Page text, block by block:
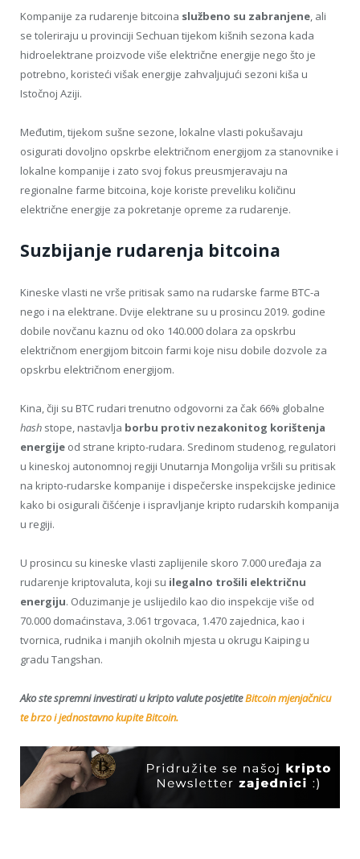
Kompanije za rudarenje bitcoina službeno su zabranjene, ali
se toleriraju u provinciji Sechuan tijekom kišnih sezona kada
hidroelektrane proizvode više električne energije nego što je
potrebno, koristeći višak energije zahvaljujući sezoni kiša u
Istočnoj Aziji.
Međutim, tijekom sušne sezone, lokalne vlasti pokušavaju
osigurati dovoljno opskrbe električnom energijom za stanovnike i
lokalne kompanije i zato svoj fokus preusmjeravaju na
regionalne farme bitcoina, koje koriste preveliku količinu
električne energije za pokretanje opreme za rudarenje.
Suzbijanje rudarenja bitcoina
Kineske vlasti ne vrše pritisak samo na rudarske farme BTC-a
nego i na elektrane. Dvije elektrane su u prosincu 2019. godine
dobile novčanu kaznu od oko 140.000 dolara za opskrbu
električnom energijom bitcoin farmi koje nisu dobile dozvole za
opskrbu električnom energijom.
Kina, čiji su BTC rudari trenutno odgovorni za čak 66% globalne
hash stope, nastavlja borbu protiv nezakonitog korištenja
energije od strane kripto-rudara. Sredinom studenog, regulatori
u kineskoj autonomnoj regiji Unutarnja Mongolija vršili su pritisak
na kripto-rudarske kompanije i dispečerske inspekcijske jedinice
kako bi osigurali čišćenje i ispravljanje kripto rudarskih kompanija
u regiji.
U prosincu su kineske vlasti zaplijenile skoro 7.000 uređaja za
rudarenje kriptovaluta, koji su ilegalno trošili električnu
energiju. Oduzimanje je uslijedilo kao dio inspekcije više od
70.000 domaćinstava, 3.061 trgovaca, 1.470 zajednica, kao i
tvornica, rudnika i manjih okolnih mjesta u okrugu Kaiping u
gradu Tangshan.
Ako ste spremni investirati u kripto valute posjetiteBitcoin mjenjačnicu
te brzo i jednostavno kupite Bitcoin.